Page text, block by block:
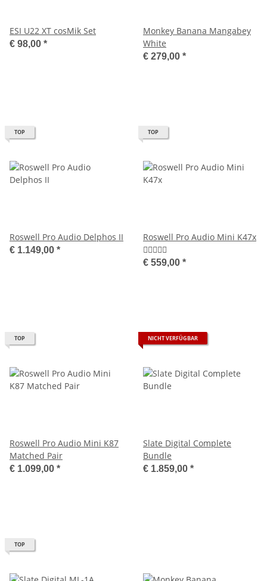
ESI U22 XT cosMik Set
€ 98,00 *
Monkey Banana Mangabey
White
€ 279,00 *
TOP
Roswell Pro Audio Delphos II
€ 1.149,00 *
TOP
Roswell Pro Audio Mini K47x
€ 559,00 *
TOP
Roswell Pro Audio Mini K87
Matched Pair
€ 1.099,00 *
NICHT VERFÜGBAR
Slate Digital Complete
Bundle
€ 1.859,00 *
TOP